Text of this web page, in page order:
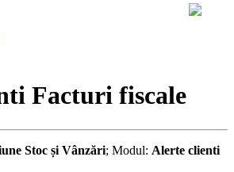
Facturi fiscale
Stoc și Vânzări; Modul: Alerte clienti